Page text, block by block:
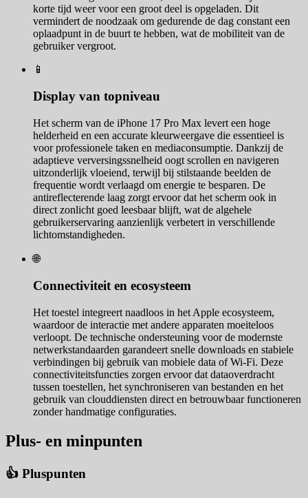
korte tijd weer voor een groot deel is opgeladen. Dit
vermindert de noodzaak om gedurende de dag constant een
oplaadpunt in de buurt te hebben, wat de mobiliteit van de
gebruiker vergroot.
📱
Display van topniveau
Het scherm van de iPhone 17 Pro Max levert een hoge
helderheid en een accurate kleurweergave die essentieel is
voor professionele taken en mediaconsumptie. Dankzij de
adaptieve verversingssnelheid oogt scrollen en navigeren
uitzonderlijk vloeiend, terwijl bij stilstaande beelden de
frequentie wordt verlaagd om energie te besparen. De
antireflecterende laag zorgt ervoor dat het scherm ook in
direct zonlicht goed leesbaar blijft, wat de algehele
gebruikerservaring aanzienlijk verbetert in verschillende
lichtomstandigheden.
🌐
Connectiviteit en ecosysteem
Het toestel integreert naadloos in het Apple ecosysteem,
waardoor de interactie met andere apparaten moeiteloos
verloopt. De technische ondersteuning voor de modernste
netwerkstandaarden garandeert snelle downloads en stabiele
verbindingen bij gebruik van mobiele data of Wi-Fi. Deze
connectiviteitsfuncties zorgen ervoor dat dataoverdracht
tussen toestellen, het synchroniseren van bestanden en het
gebruik van clouddiensten direct en betrouwbaar functioneren
zonder handmatige configuraties.
Plus- en minpunten
👍 Pluspunten